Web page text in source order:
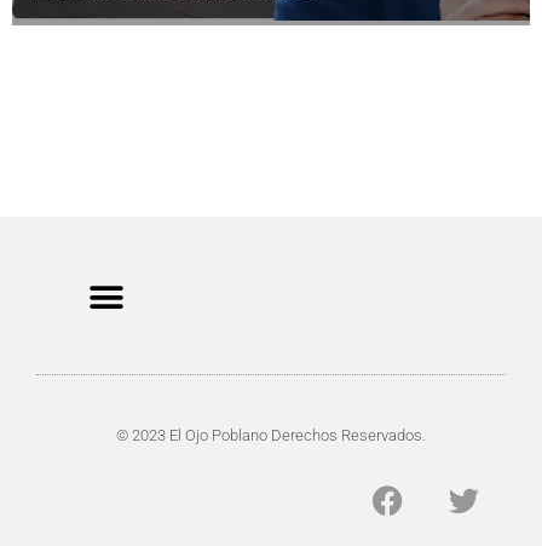
© 2023 El Ojo Poblano Derechos Reservados.